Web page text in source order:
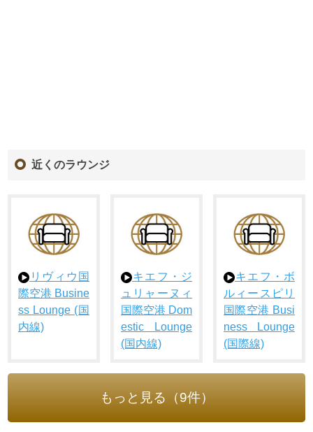
近くのラウンジ
リヴィウ国
際空港 Busine
ss Lounge (国
内線)
キエフ・ジ
ュリャーヌィ
国際空港 Dom
estic Lounge
(国内線)
キエフ・ボ
ルィースピリ
国際空港 Busi
ness Lounge
(国際線)
もっと見る（9件）